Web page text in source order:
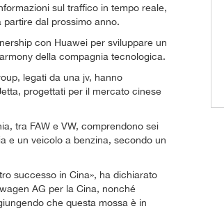
sul traffico in tempo reale,
dal prossimo anno.
con Huawei per sviluppare un
della compagnia tecnologica.
legati da una jv, hanno
progettati per il mercato cinese
tra FAW e VW, comprendono sei
e un veicolo a benzina, secondo un
successo in Cina», ha dichiarato
AG per la Cina, nonché
che questa mossa è in